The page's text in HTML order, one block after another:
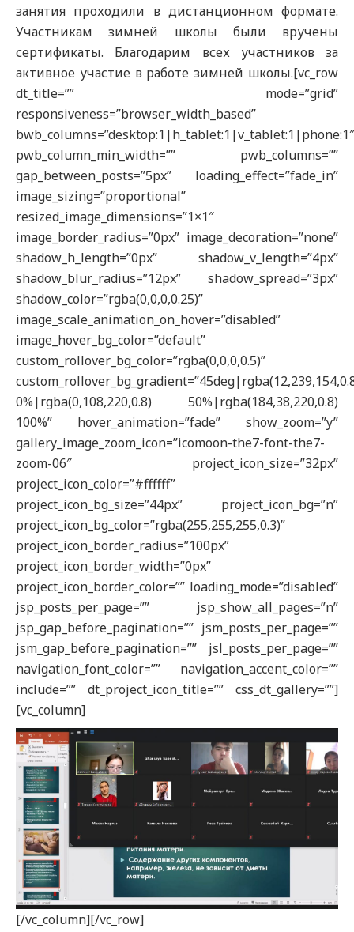
занятия проходили в дистанционном формате.
Участникам зимней школы были вручены
сертификаты. Благодарим всех участников за
активное участие в работе зимней школы.[vc_row
dt_title=”” mode=”grid”
responsiveness=”browser_width_based”
bwb_columns=”desktop:1|h_tablet:1|v_tablet:1|phone:1″
pwb_column_min_width=”” pwb_columns=””
gap_between_posts=”5px” loading_effect=”fade_in”
image_sizing=”proportional”
resized_image_dimensions=”1×1″
image_border_radius=”0px” image_decoration=”none”
shadow_h_length=”0px” shadow_v_length=”4px”
shadow_blur_radius=”12px” shadow_spread=”3px”
shadow_color=”rgba(0,0,0,0.25)”
image_scale_animation_on_hover=”disabled”
image_hover_bg_color=”default”
custom_rollover_bg_color=”rgba(0,0,0,0.5)”
0%|rgba(0,108,220,0.8) 50%|rgba(184,38,220,0.8)
100%” hover_animation=”fade” show_zoom=”y”
gallery_image_zoom_icon=”icomoon-the7-font-the7-
zoom-06″ project_icon_size=”32px”
project_icon_color=”#ffffff”
project_icon_bg_size=”44px” project_icon_bg=”n”
project_icon_bg_color=”rgba(255,255,255,0.3)”
project_icon_border_radius=”100px”
project_icon_border_width=”0px”
project_icon_border_color=”” loading_mode=”disabled”
jsp_posts_per_page=”” jsp_show_all_pages=”n”
jsp_gap_before_pagination=”” jsm_posts_per_page=””
jsm_gap_before_pagination=”” jsl_posts_per_page=””
navigation_font_color=”” navigation_accent_color=””
include=”” dt_project_icon_title=”” css_dt_gallery=””]
[vc_column]
[/vc_column][/vc_row]